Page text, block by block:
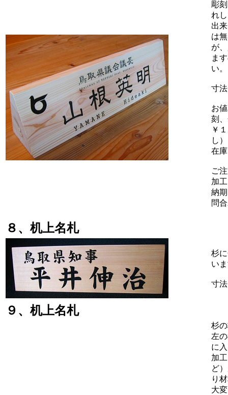
彫
れ
出
は
が
ま
い。
寸
お
刻
￥
し）
在
ご
加
納
問
８、机上名札
杉
い
寸
９、机上名札
杉
左
に
加
ど
り
大